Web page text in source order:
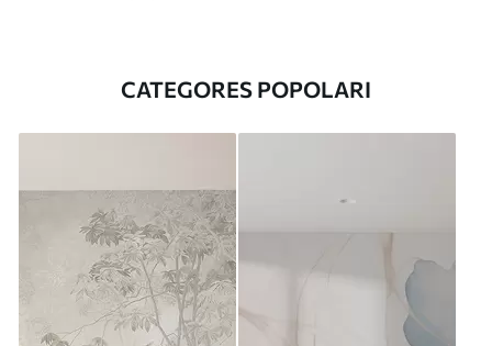
CATEGORES POPOLARI